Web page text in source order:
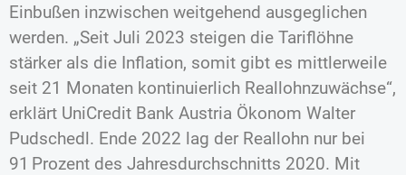
Einbußen inzwischen weitgehend ausgeglichen
werden. „Seit Juli 2023 steigen die Tariflöhne
stärker als die Inflation, somit gibt es mittlerweile
seit 21 Monaten kontinuierlich Reallohnzuwächse“,
erklärt UniCredit Bank Austria Ökonom Walter
Pudschedl. Ende 2022 lag der Reallohn nur bei
91 Prozent des Jahresdurchschnitts 2020. Mit